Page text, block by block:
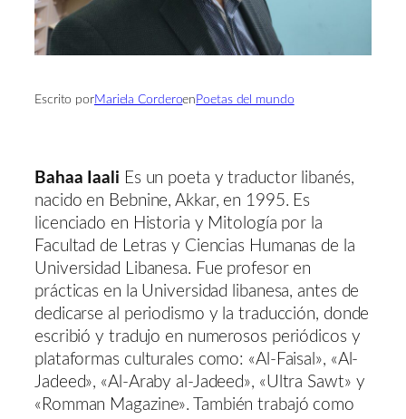
Escrito porMariela Corderoen Poetas del mundo
Bahaa Iaali Es un poeta y traductor libanés,
nacido en Bebnine, Akkar, en 1995. Es
licenciado en Historia y Mitología por la
Facultad de Letras y Ciencias Humanas de la
Universidad Libanesa. Fue profesor en
prácticas en la Universidad libanesa, antes de
dedicarse al periodismo y la traducción, donde
escribió y tradujo en numerosos periódicos y
plataformas culturales como: «Al-Faisal», «Al-
Jadeed», «Al-Araby al-Jadeed», «Ultra Sawt» y
«Romman Magazine». También trabajó como